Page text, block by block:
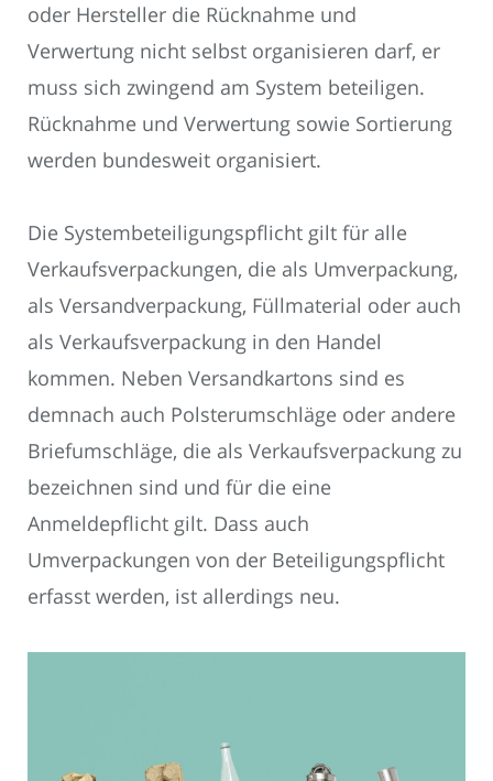
oder Hersteller die Rücknahme und
Verwertung nicht selbst organisieren darf, er
muss sich zwingend am System beteiligen.
Rücknahme und Verwertung sowie Sortierung
werden bundesweit organisiert.
Die Systembeteiligungspflicht gilt für alle
Verkaufsverpackungen, die als Umverpackung,
als Versandverpackung, Füllmaterial oder auch
als Verkaufsverpackung in den Handel
kommen. Neben Versandkartons sind es
demnach auch Polsterumschläge oder andere
Briefumschläge, die als Verkaufsverpackung zu
bezeichnen sind und für die eine
Anmeldepflicht gilt. Dass auch
Umverpackungen von der Beteiligungspflicht
erfasst werden, ist allerdings neu.